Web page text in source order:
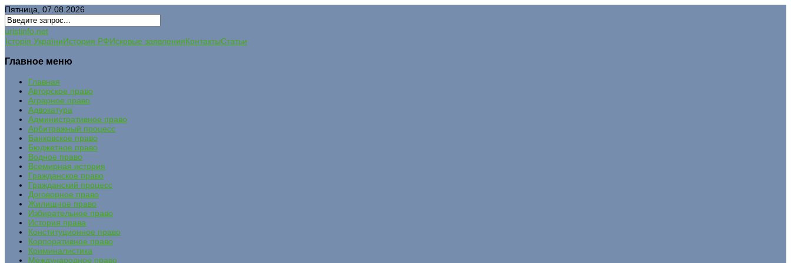
Пятница, 07.08.2026
uristinfo.net
Історія УкраїниИстория РФИсковые заявленияКонтактыСтатьи
Главное меню
Главная
Авторское право
Аграрное право
Адвокатура
Административное право
Арбитражный процесс
Банковское право
Бюджетное право
Водное право
Всемирная история
Гражданское право
Гражданский процесс
Договорное право
Жилищное право
Избирательное право
История права
Конституционное право
Корпоративное право
Криминалистика
Международное право